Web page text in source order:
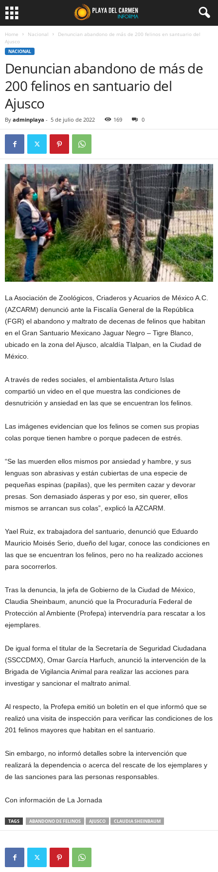
Home Nacional
Denuncian abandono de más de 200 felinos en santuario del
Ajusco
NACIONAL
Denuncian abandono de más de
200 felinos en santuario del
Ajusco
By adminplaya - 5 de julio de 2022 169 0
La Asociación de Zoológicos, Criaderos y Acuarios de México A.C.
(AZCARM) denunció ante la Fiscalía General de la República
(FGR) el abandono y maltrato de decenas de felinos que habitan
en el Gran Santuario Mexicano Jaguar Negro – Tigre Blanco,
ubicado en la zona del Ajusco, alcaldía Tlalpan, en la Ciudad de
México.
A través de redes sociales, el ambientalista Arturo Islas
compartió un video en el que muestra las condiciones de
desnutrición y ansiedad en las que se encuentran los felinos.
Las imágenes evidencian que los felinos se comen sus propias
colas porque tienen hambre o porque padecen de estrés.
“Se las muerden ellos mismos por ansiedad y hambre, y sus
lenguas son abrasivas y están cubiertas de una especie de
pequeñas espinas (papilas), que les permiten cazar y devorar
presas. Son demasiado ásperas y por eso, sin querer, ellos
mismos se arrancan sus colas”, explicó la AZCARM.
Yael Ruiz, ex trabajadora del santuario, denunció que Eduardo
Mauricio Moisés Serio, dueño del lugar, conoce las condiciones en
las que se encuentran los felinos, pero no ha realizado acciones
para socorrerlos.
Tras la denuncia, la jefa de Gobierno de la Ciudad de México,
Claudia Sheinbaum, anunció que la Procuraduría Federal de
Protección al Ambiente (Profepa) intervendría para rescatar a los
ejemplares.
De igual forma el titular de la Secretaría de Seguridad Ciudadana
(SSCCDMX), Omar García Harfuch, anunció la intervención de la
Brigada de Vigilancia Animal para realizar las acciones para
investigar y sancionar el maltrato animal.
Al respecto, la Profepa emitió un boletín en el que informó que se
realizó una visita de inspección para verificar las condiciones de los
201 felinos mayores que habitan en el santuario.
Sin embargo, no informó detalles sobre la intervención que
realizará la dependencia o acerca del rescate de los ejemplares y
de las sanciones para las personas responsables.
Con información de La Jornada
TAGS ABANDONO DE FELINOS AJUSCO CLAUDIA SHEINBAUM